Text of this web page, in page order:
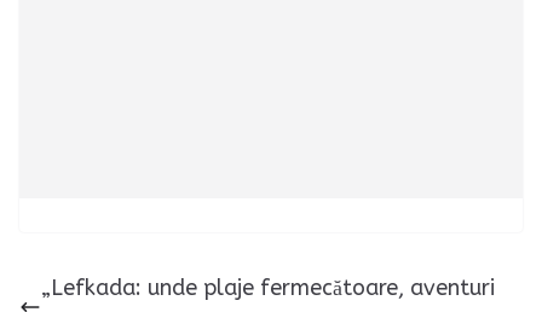
„Lefkada: unde plaje fermecătoare, aventuri